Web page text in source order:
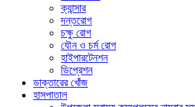
ক্যান্সার
দন্তরোগ
চক্ষু রোগ
যৌন ও চর্ম রোগ
হাইপারটেনশন
ডিপ্রেশন
ডাক্তারের খোঁজ
হাসপাতাল